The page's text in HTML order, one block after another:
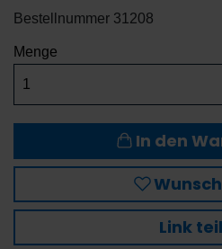
Bestellnummer 31208
Menge
In den
Link